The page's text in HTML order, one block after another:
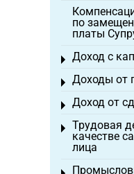
по
платы
Доход с
Toggle menu
Доходы от
Toggle menu
Доход от
Toggle menu
Трудовая
качестве
лица
Toggle menu